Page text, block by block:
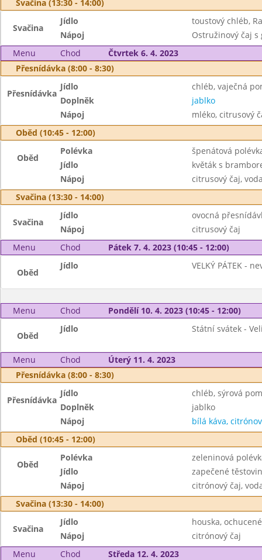
Svačina (13:30 - 14:00)
Svačina
Jídlo
toustový chléb,
Nápoj
Ostružinový čaj s
Menu
Chod
Čtvrtek 6. 4. 2023
Přesnídávka (8:00 - 8:30)
Přesnídávka
Jídlo
chléb, vaječná
Doplněk
jablko
Nápoj
mléko, citrusový
Oběd (10:45 - 12:00)
Oběd
Polévka
špenátová
Jídlo
květák s
Nápoj
citrusový čaj,
Svačina (13:30 - 14:00)
Svačina
Jídlo
ovocná
Nápoj
citrusový čaj
Menu
Chod Pátek 7. 4. 2023 (10:45 - 12:00)
Oběd
Jídlo VELKÝ PÁTEK -
Menu Chod Pondělí 10. 4. 2023 (10:45 - 12:00)
Oběd
Jídlo Státní svátek -
Menu Chod
Úterý 11. 4. 2023
Přesnídávka (8:00 - 8:30)
Přesnídávka
Jídlo
chléb, sýrová
Doplněk
jablko
Nápoj
bílá káva,
Oběd (10:45 - 12:00)
Oběd
Polévka
zeleninová
Jídlo
zapečené
Nápoj
citrónový čaj,
Svačina (13:30 - 14:00)
Svačina
Jídlo
houska,
Nápoj
citrónový čaj
Menu
Chod
Středa 12. 4. 2023